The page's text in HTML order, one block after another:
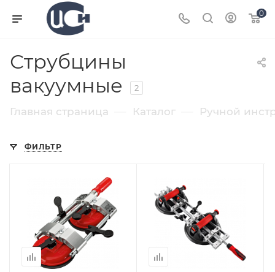
0
Струбцины
вакуумные
2
Главная страница Каталог Ручной
ФИЛЬТР